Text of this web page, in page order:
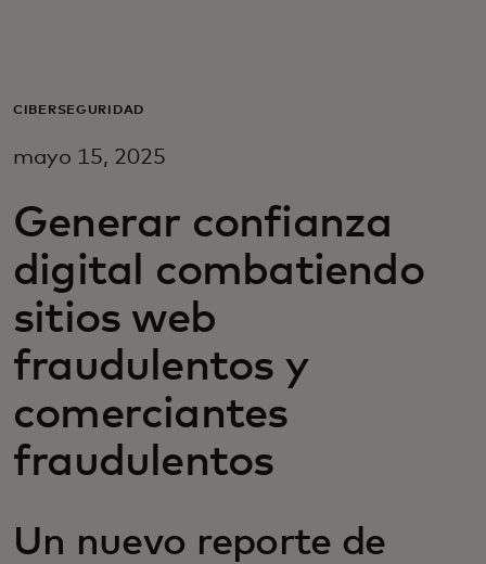
Para empresas
Para innovadores
Noticias y tendencias
CIBERSEGURIDAD
mayo 15, 2025
Generar confianza
digital combatiendo
sitios web
fraudulentos y
comerciantes
fraudulentos
Un nuevo reporte de